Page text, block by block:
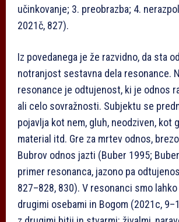
učinkovanje; 3. preobrazba; 4.
2021č, 827).
Iz povedanega je že razvidno, da sta
notranjost sestavna dela resonance.
resonance je odtujenost, ki je odnos
ali celo sovražnosti. Subjektu se
pojavlja kot nem, gluh, neodziven, kot
material itd. Gre za mrtev odnos,
Bubrov odnos jaz­ti (Buber 1995;
primer resonanca, jaz­ono pa
827–828, 830). V resonanci smo
drugimi osebami in Bogom (2021c,